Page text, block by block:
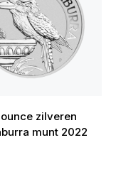
zilveren
munt 2022